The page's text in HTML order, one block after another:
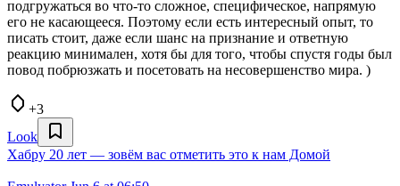
подгружаться во что-то сложное, специфическое, напрямую
его не касающееся. Поэтому если есть интересный опыт, то
писать стоит, даже если шанс на признание и ответную
реакцию минимален, хотя бы для того, чтобы спустя годы был
повод побрюзжать и посетовать на несовершенство мира. )
+3
Look
Хабру 20 лет — зовём вас отметить это к нам Домой